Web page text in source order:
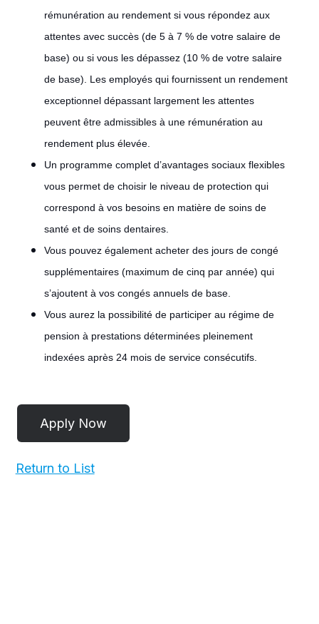
rémunération au rendement si vous répondez aux
attentes avec succès (de 5 à 7 % de votre salaire de
base) ou si vous les dépassez (10 % de votre salaire
de base). Les employés qui fournissent un rendement
exceptionnel dépassant largement les attentes
peuvent être admissibles à une rémunération au
rendement plus élevée.
Un programme complet d’avantages sociaux flexibles
vous permet de choisir le niveau de protection qui
correspond à vos besoins en matière de soins de
santé et de soins dentaires.
Vous pouvez également acheter des jours de congé
supplémentaires (maximum de cinq par année) qui
s’ajoutent à vos congés annuels de base.
Vous aurez la possibilité de participer au régime de
pension à prestations déterminées pleinement
indexées après 24 mois de service consécutifs.
Return to List